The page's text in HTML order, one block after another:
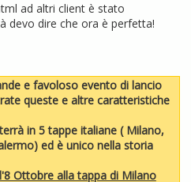
ad altri client è stato
devo dire che ora è perfetta!
e favoloso evento di lancio
queste e altre caratteristiche
in 5 tappe italiane ( Milano,
ed è unico nella storia
l'8 Ottobre alla tappa di Milano